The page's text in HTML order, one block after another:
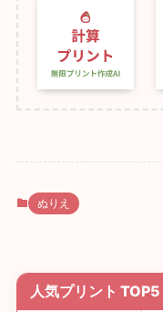
ぬりえ
人気プリント TOP5